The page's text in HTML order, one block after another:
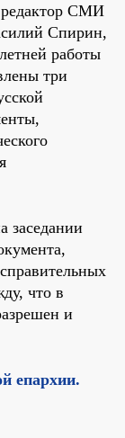
редактор СМИ
Спирин,
работы
три
заседании
что в
и
епархии.